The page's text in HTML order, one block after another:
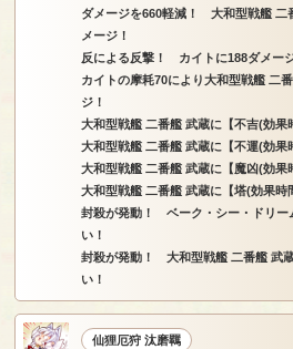
ダメージを660軽減！ 大和型戦艦 二
メージ！
反による反撃！ カイトに188ダメー
カイトの摩耗70により大和型戦艦 二
ジ！
大和型戦艦 二番艦 武蔵に【不吉(効果
大和型戦艦 二番艦 武蔵に【不運(効果
大和型戦艦 二番艦 武蔵に【魔凶(効果
大和型戦艦 二番艦 武蔵に【塔(効果時
封殺が発動！ ベーク・シー・ドリー
い！
封殺が発動！ 大和型戦艦 二番艦 武
い！
仙狸厄狩 汰磨羈